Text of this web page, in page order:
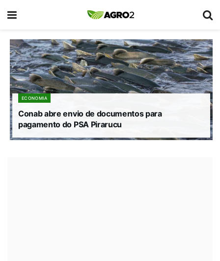
ECONOMIA
Conab abre envio de documentos para
pagamento do PSA Pirarucu